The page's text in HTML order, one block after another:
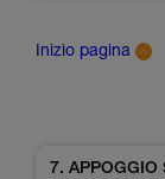
Inizio pagina
7. APPOGGIO